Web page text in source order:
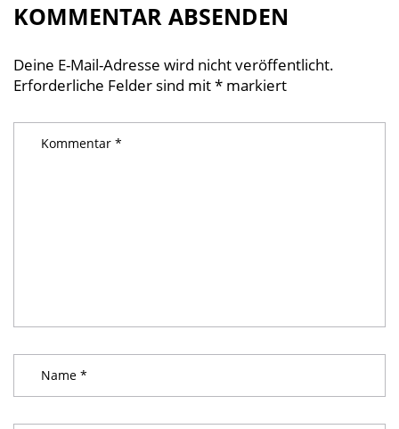
KOMMENTAR ABSENDEN
Deine E-Mail-Adresse wird nicht veröffentlicht.
Erforderliche Felder sind mit* markiert